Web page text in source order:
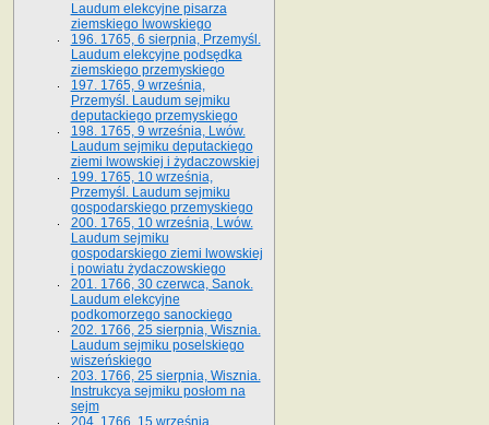
Laudum elekcyjne pisarza
ziemskiego lwowskiego
196. 1765, 6 sierpnia, Przemyśl.
Laudum elekcyjne podsędka
ziemskiego przemyskiego
197. 1765, 9 września,
Przemyśl. Laudum sejmiku
deputackiego przemyskiego
198. 1765, 9 września, Lwów.
Laudum sejmiku deputackiego
ziemi lwowskiej i żydaczowskiej
199. 1765, 10 września,
Przemyśl. Laudum sejmiku
gospodarskiego przemyskiego
200. 1765, 10 września, Lwów.
Laudum sejmiku
gospodarskiego ziemi lwowskiej
i powiatu żydaczowskiego
201. 1766, 30 czerwca, Sanok.
Laudum elekcyjne
podkomorzego sanockiego
202. 1766, 25 sierpnia, Wisznia.
Laudum sejmiku poselskiego
wiszeńskiego
203. 1766, 25 sierpnia, Wisznia.
Instrukcya sejmiku posłom na
sejm
204. 1766, 15 września,